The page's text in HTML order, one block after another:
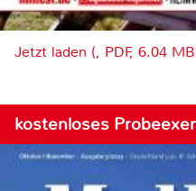
Jetzt laden (, PDF, 6.04
kostenloses